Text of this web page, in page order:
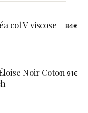
col V viscose
84€
Noir Coton 91€